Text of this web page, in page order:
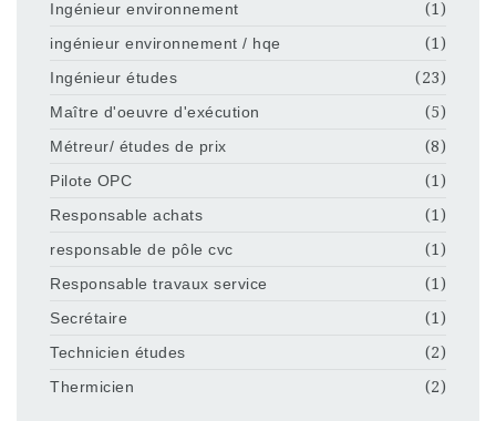
Ingénieur environnement
(1)
ingénieur environnement / hqe
(1)
Ingénieur études
(23)
Maître d'oeuvre d'exécution
(5)
Métreur/ études de prix
(8)
Pilote OPC
(1)
Responsable achats
(1)
responsable de pôle cvc
(1)
Responsable travaux service
(1)
Secrétaire
(1)
Technicien études
(2)
Thermicien
(2)